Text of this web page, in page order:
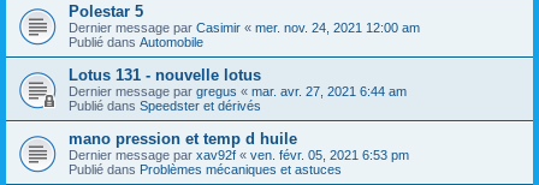
Polestar 5
Dernier message par Casimir « mer. nov. 24, 2021 12:00 am
Publié dans Automobile
Lotus 131 - nouvelle lotus
Dernier message par gregus « mar. avr. 27, 2021 6:44 am
Publié dans Speedster et dérivés
mano pression et temp d huile
Dernier message par xav92f « ven. févr. 05, 2021 6:53 pm
Publié dans Problèmes mécaniques et astuces